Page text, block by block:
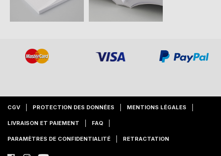
CGV PROTECTION DES DONNÉES MENTIONS LÉGALES
LIVRAISON ET PAIEMENT FAQ
PARAMÈTRES DE CONFIDENTIALITÉ RETRACTATION